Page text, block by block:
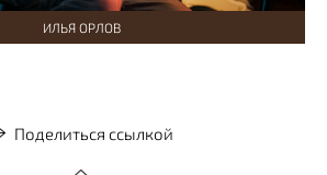
ИЛЬЯ ОРЛОВ
Поделиться ссылкой